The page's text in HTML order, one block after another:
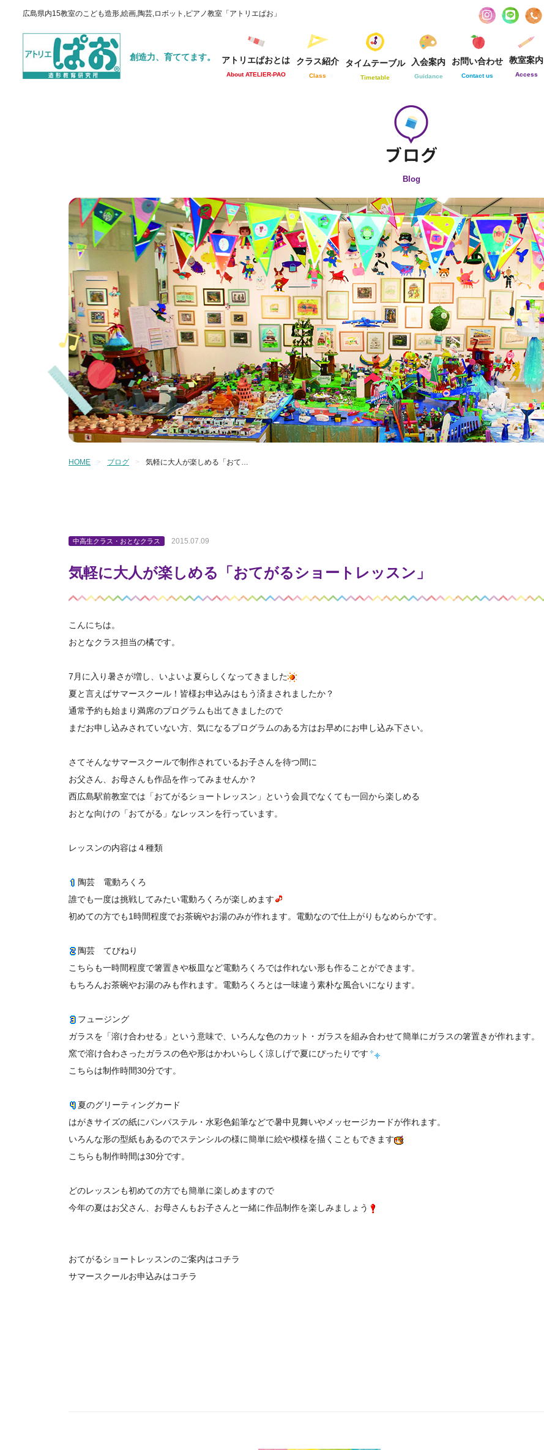
広島県内15教室のこども造形,絵画,陶芸,ロボット,ピアノ教室「アトリエぱお」
創造力、育ててます。 アトリエぱおとは
About ATELIER-PAO
クラス紹介
Class
タイムテーブル
Timetable
入会案内
Guidance
お問い合わせ
Contact us
教室案内
Access
Blog
HOME ブログ 気軽に大人が楽しめる「おて…
中高生クラス・おとなクラス 2015.07.09
気軽に大人が楽しめる「おてがるショートレッスン」
こんにちは。
おとなクラス担当の橘です。
7月に入り暑さが増し、いよいよ夏らしくなってきました
夏と言えばサマースクール！皆様お申込みはもう済まされましたか？
通常予約も始まり満席のプログラムも出てきましたので
まだお申し込みされていない方、気になるプログラムのある方はお早めにお申し込み下さい。
さてそんなサマースクールで制作されているお子さんを待つ間に
お父さん、お母さんも作品を作ってみませんか？
西広島駅前教室では「おてがるショートレッスン」という会員でなくても一回から楽しめる
おとな向けの「おてがる」なレッスンを行っています。
レッスンの内容は４種類
陶芸 電動ろくろ
誰でも一度は挑戦してみたい電動ろくろが楽しめます
初めての方でも1時間程度でお茶碗やお湯のみが作れます。電動なので仕上がりもなめらかです。
陶芸 てびねり
こちらも一時間程度で箸置きや板皿など電動ろくろでは作れない形も作ることができます。
もちろんお茶碗やお湯のみも作れます。電動ろくろとは一味違う素朴な風合いになります。
フュージング
ガラスを「溶け合わせる」という意味で、いろんな色のカット・ガラスを組み合わせて簡単にガラスの箸置きが作れます。
窯で溶け合わさったガラスの色や形はかわいらしく涼しげで夏にぴったりです
こちらは制作時間30分です。
夏のグリーティングカード
はがきサイズの紙にパンパステル・水彩色鉛筆などで暑中見舞いやメッセージカードが作れます。
いろんな形の型紙もあるのでステンシルの様に簡単に絵や模様を描くこともできます
こちらも制作時間は30分です。
どのレッスンも初めての方でも簡単に楽しめますので
今年の夏はお父さん、お母さんもお子さんと一緒に作品制作を楽しみましょう
おてがるショートレッスンのご案内はコチラ
サマースクールお申込みはコチラ